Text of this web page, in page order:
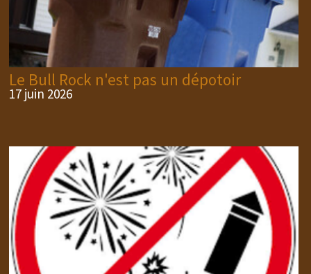
Le Bull Rock n'est pas un dépotoir
17 juin 2026